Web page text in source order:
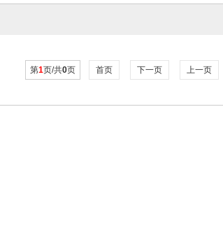
第1页/共0页 首页 下一页 上一页